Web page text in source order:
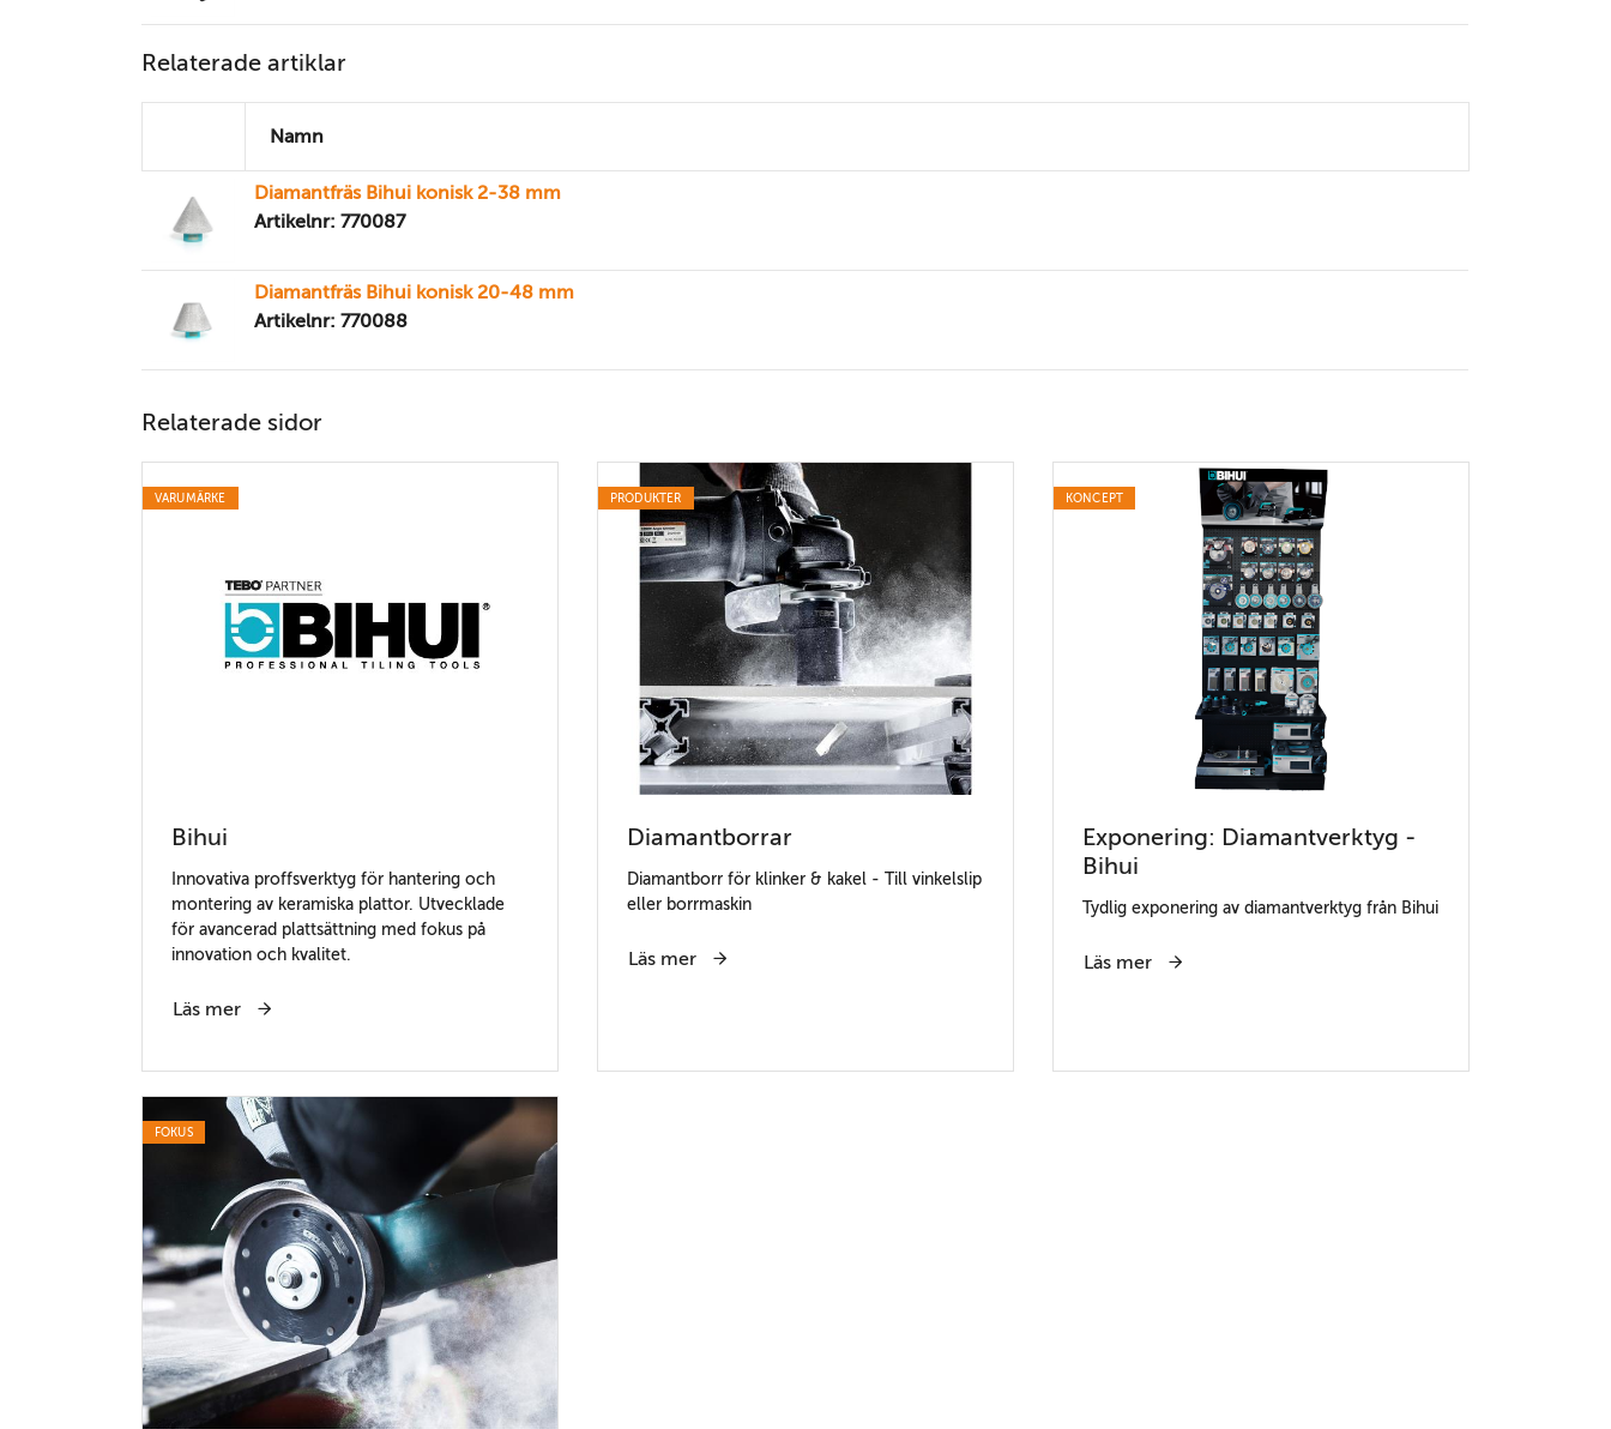
Relaterade artiklar
Namn
Diamantfräs Bihui konisk 2-38 mm
Artikelnr: 770087
Diamantfräs Bihui konisk 20-48 mm
Artikelnr: 770088
Relaterade sidor
VARUMÄRKE
Bihui
Innovativa proffsverktyg för hantering och
montering av keramiska plattor. Utvecklade
för avancerad plattsättning med fokus på
innovation och kvalitet.
Läs mer
PRODUKTER
Diamantborrar
Diamantborr för klinker & kakel - Till vinkelslip
eller borrmaskin
Läs mer
KONCEPT
Exponering: Diamantverktyg -
Bihui
Tydlig exponering av diamantverktyg från Bihui
Läs mer
FOKUS